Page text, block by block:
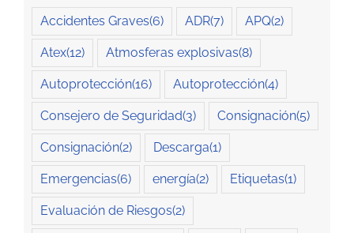
Accidentes Graves(6) ADR(7) APQ(2)
Atex(12) Atmosferas explosivas(8)
Autoprotección(16) Autoprotección(4)
Consejero de Seguridad(3) Consignación(5)
Consignación(2) Descarga(1)
Emergencias(6) energía(2) Etiquetas(1)
Evaluación de Riesgos(2)